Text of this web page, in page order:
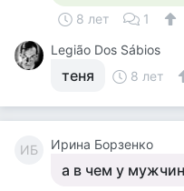
8 лет 1
Legião Dos Sábios
теня 8 лет
ИБ Ирина Борзенко
а в чем у